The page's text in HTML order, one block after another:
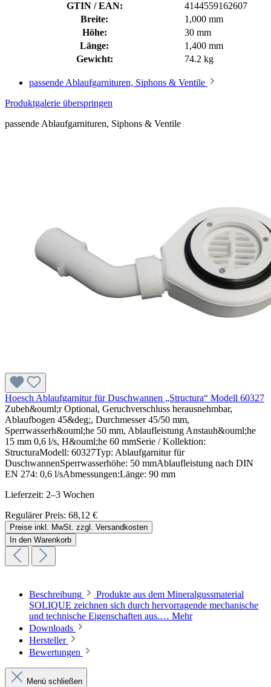
GTIN / EAN:
4144559162607
Breite:
1,000 mm
Höhe:
30 mm
Länge:
1,400 mm
Gewicht:
74.2 kg
passende Ablaufgarnituren, Siphons & Ventile
Produktgalerie überspringen
passende Ablaufgarnituren, Siphons & Ventile
Hoesch Ablaufgarnitur für Duschwannen „Structura“ Modell 60327
Zubeh&ouml;r Optional, Geruchverschluss herausnehmbar,
Ablaufbogen 45&deg;, Durchmesser 45/50 mm,
Sperrwasserh&ouml;he 50 mm, Ablaufleistung Anstauh&ouml;he
15 mm 0,6 l/s, H&ouml;he 60 mmSerie / Kollektion:
StructuraModell: 60327Typ: Ablaufgarnitur für
DuschwannenSperrwasserhöhe: 50 mmAblaufleistung nach DIN
EN 274: 0,6 l/sAbmessungen:Länge: 90 mm
Lieferzeit: 2–3 Wochen
Regulärer Preis: 68,12 €
Preise inkl. MwSt. zzgl. Versandkosten
In den Warenkorb
Beschreibung
Produkte aus dem Mineralgussmaterial
SOLIQUE zeichnen sich durch hervorragende mechanische
und technische Eigenschaften aus.… Mehr
Downloads
Hersteller
Bewertungen
Menü schließen